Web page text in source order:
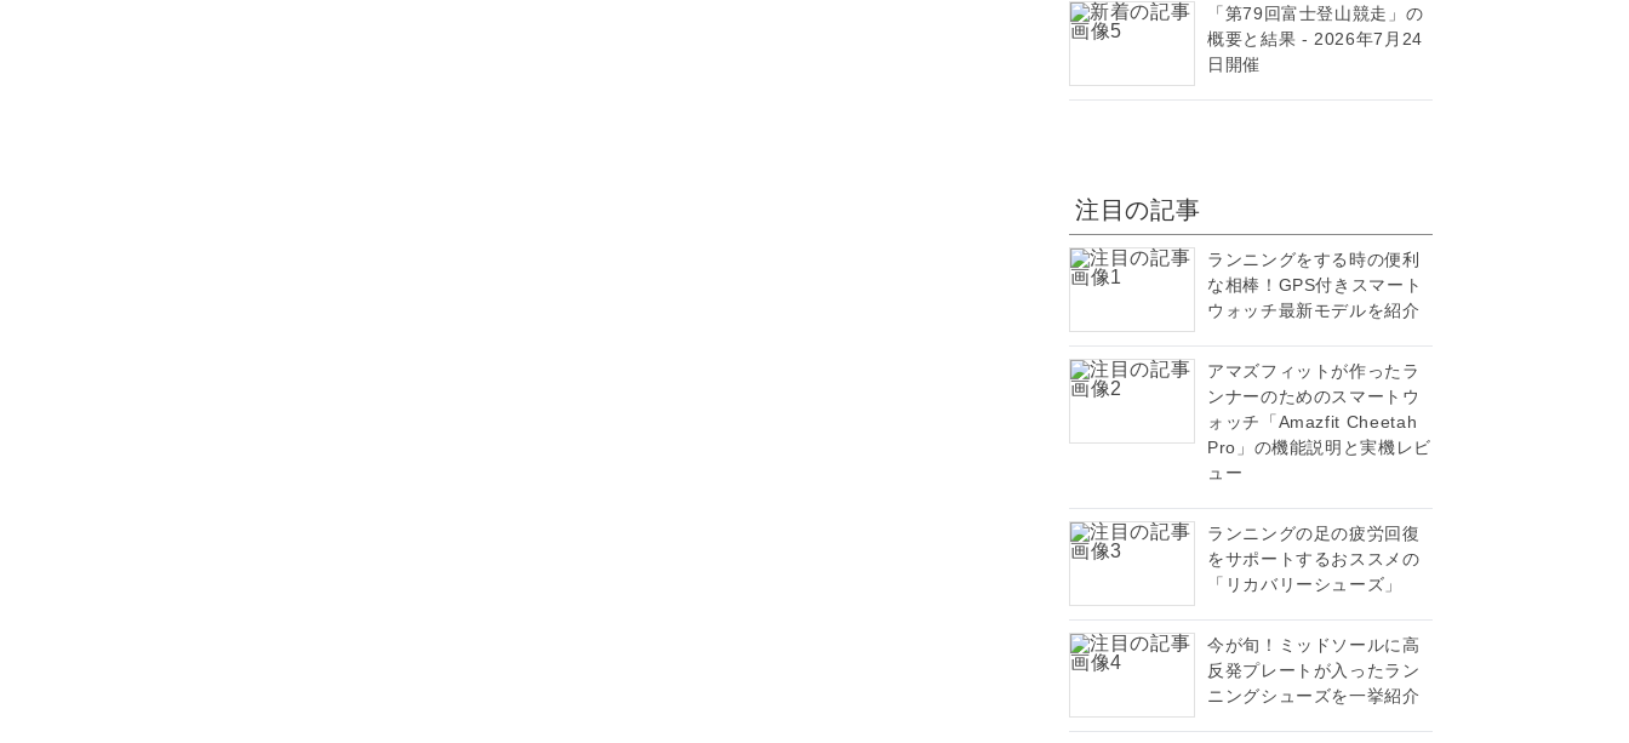
「第79回富士登山競走」の
概要と結果 - 2026年7月24
日開催
注目の記事
ランニングをする時の便利
な相棒！GPS付きスマート
ウォッチ最新モデルを紹介
アマズフィットが作ったラ
ンナーのためのスマートウ
ォッチ「Amazfit Cheetah
Pro」の機能説明と実機レビ
ュー
ランニングの足の疲労回復
をサポートするおススメの
「リカバリーシューズ」
今が旬！ミッドソールに高
反発プレートが入ったラン
ニングシューズを一挙紹介